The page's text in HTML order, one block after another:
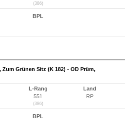
(386)
BPL
Grünen Sitz (K 182) - OD Prüm,
L-Rang
551
(386)
Land
RP
BPL